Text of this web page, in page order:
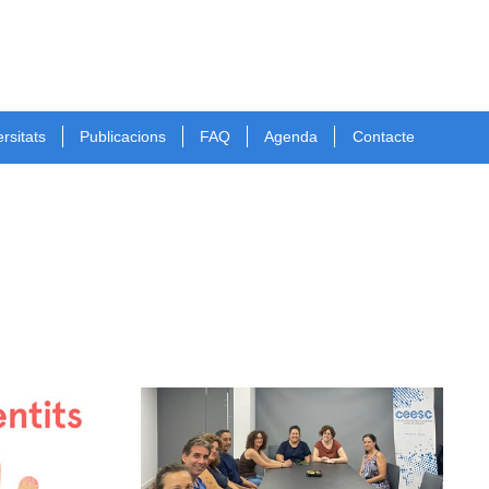
Publicacions FAQ Agenda Contacte